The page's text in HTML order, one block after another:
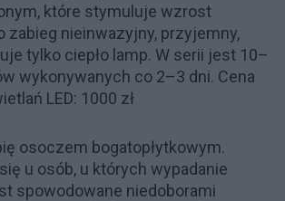
które stymuluje wzrost
zabieg nieinwazyjny, przyjemny,
tylko ciepło lamp. W serii jest 10–
wykonywanych co 2–3 dni. Cena
LED: 1000 zł
osoczem bogatopłytkowym.
u osób, u których wypadanie
spowodowane niedoborami